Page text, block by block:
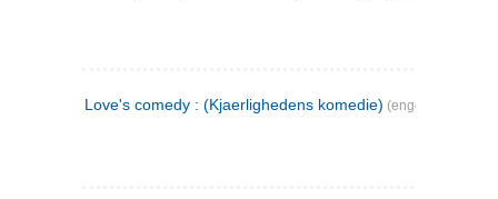
Love's comedy : (Kjaerlighedens komedie) (engelsk)